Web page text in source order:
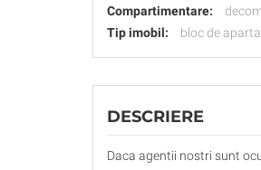
Compartimentare:
Tip imobil:
bloc de
DESCRIERE
Daca agentii nostri sunt